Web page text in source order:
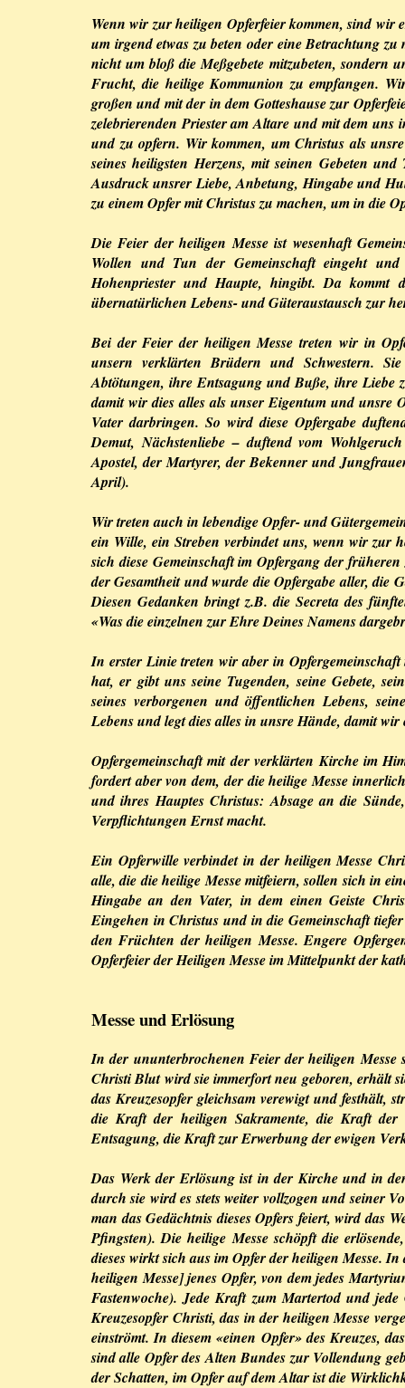
Wenn wir zur heiligen Opferfeier kommen, sind
um irgend etwas zu beten oder eine Betrachtung
nicht um bloß die Meßgebete mitzubeten, sondern
Frucht, die heilige Kommunion zu empfangen.
großen und mit der in dem Gotteshause zur
zelebrierenden Priester am Altare und mit dem
und zu opfern. Wir kommen, um Christus als
seines heiligsten Herzens, mit seinen Gebeten
Ausdruck unsrer Liebe, Anbetung, Hingabe und
zu einem Opfer mit Christus zu machen, um in die
Die Feier der heiligen Messe ist wesenhaft
Wollen und Tun der Gemeinschaft eingeht
Hohenpriester und Haupte, hingibt. Da kommt
übernatürlichen Lebens- und Güteraustausch zur
Bei der Feier der heiligen Messe treten wir in
unsern verklärten Brüdern und Schwestern.
Abtötungen, ihre Entsagung und Buße, ihre
damit wir dies alles als unser Eigentum und unsre
Vater darbringen. So wird diese Opfergabe
Demut, Nächstenliebe – duftend vom
Apostel, der Martyrer, der Bekenner und
April).
Wir treten auch in lebendige Opfer- und
ein Wille, ein Streben verbindet uns, wenn wir zur
sich diese Gemeinschaft im Opfergang der
der Gesamtheit und wurde die Opfergabe aller, die
Diesen Gedanken bringt z.B. die Secreta des
«Was die einzelnen zur Ehre Deines Namens
In erster Linie treten wir aber in
hat, er gibt uns seine Tugenden, seine Gebete,
seines verborgenen und öffentlichen Lebens,
Lebens und legt dies alles in unsre Hände, damit wir
Opfergemeinschaft mit der verklärten Kirche im
fordert aber von dem, der die heilige Messe
und ihres Hauptes Christus: Absage an die
Verpflichtungen Ernst macht.
Ein Opferwille verbindet in der heiligen Messe
alle, die die heilige Messe mitfeiern, sollen sich in
Hingabe an den Vater, in dem einen Geiste
Eingehen in Christus und in die Gemeinschaft
den Früchten der heiligen Messe. Engere
Opferfeier der Heiligen Messe im Mittelpunkt der
Messe und Erlösung
In der ununterbrochenen Feier der heiligen Messe
Christi Blut wird sie immerfort neu geboren, erhält
das Kreuzesopfer gleichsam verewigt und festhält,
die Kraft der heiligen Sakramente, die Kraft
Entsagung, die Kraft zur Erwerbung der ewigen
Das Werk der Erlösung ist in der Kirche und in
durch sie wird es stets weiter vollzogen und seiner
man das Gedächtnis dieses Opfers feiert, wird das
Pfingsten). Die heilige Messe schöpft die
dieses wirkt sich aus im Opfer der heiligen Messe.
heiligen Messe] jenes Opfer, von dem jedes
Fastenwoche). Jede Kraft zum Martertod und
Kreuzesopfer Christi, das in der heiligen Messe
einströmt. In diesem «einen Opfer» des Kreuzes,
sind alle Opfer des Alten Bundes zur Vollendung
der Schatten, im Opfer auf dem Altar ist die